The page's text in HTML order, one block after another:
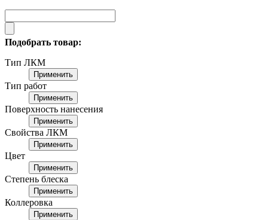
Подобрать товар:
Тип ЛКМ
Применить
Тип работ
Применить
Поверхность нанесения
Применить
Свойства ЛКМ
Применить
Цвет
Применить
Степень блеска
Применить
Коллеровка
Применить